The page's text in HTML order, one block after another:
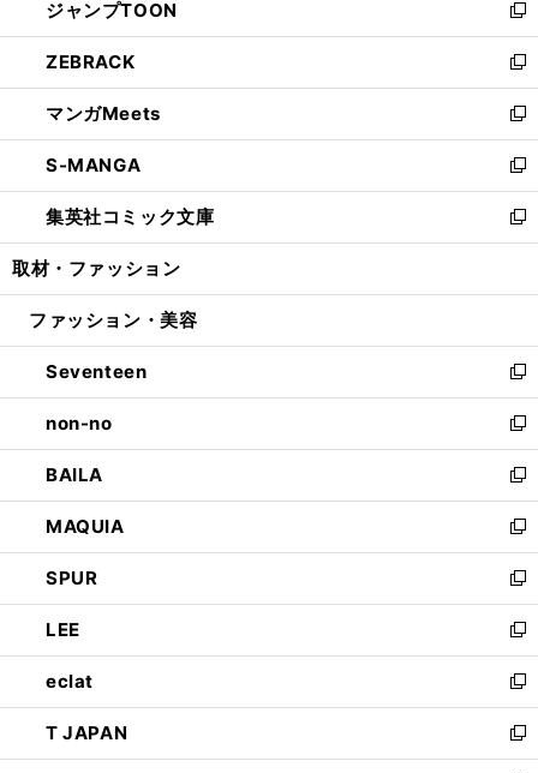
く
で
開
く
ド
ウ
で
開
く
ィ
ン
ド
ウ
で
開
く
い
ウ
ィ
ン
ド
ウ
で
開
く
ジャンプTOON
新
し
い
ウ
ィ
ン
ド
ウ
で
開
ZEBRACK
新
し
い
ウ
ィ
ン
ド
ウ
開
マンガMeets
新
し
い
ウ
ィ
ン
ウ
開
く
S-MANGA
新
し
い
ウ
ン
ウ
で
開
く
集英社コミック文庫
新
し
ウ
ン
ド
ウ
で
開
く
取材・ファッション
ファッション・美容
Seventeen
新
し
い
ウ
ィ
ン
ド
ウ
で
開
く
non-no
新
し
い
ウ
ィ
ン
ド
ウ
で
開
く
BAILA
新
し
い
ウ
ィ
ン
ド
ウ
で
開
く
MAQUIA
新
し
い
ウ
ィ
ン
ド
ウ
で
開
SPUR
新
し
い
ウ
ィ
ン
ド
ウ
LEE
新
し
い
ウ
ィ
ン
eclat
新
し
い
ウ
T JAPAN
新
し